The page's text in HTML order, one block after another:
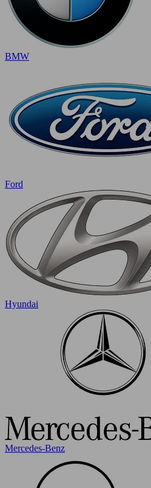
BMW
Ford
Hyundai
Mercedes-Benz